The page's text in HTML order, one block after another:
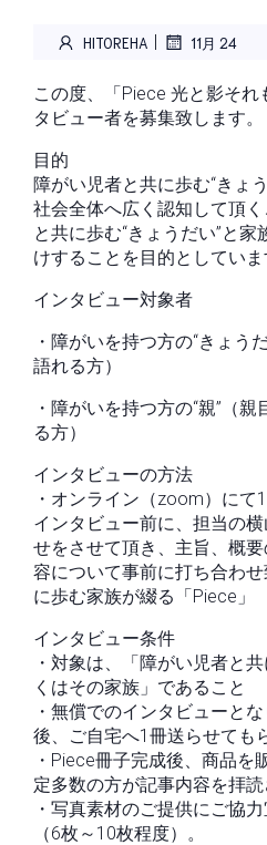
HITOREHA | 11月 24
この度、「Piece 光と影それ
タビュー者を募集致します。
目的
障がい児者と共に歩む“きょ
社会全体へ広く認知して頂
と共に歩む“きょうだい”と
けすることを目的としていま
インタビュー対象者
・障がいを持つ方の“きょう
語れる方）
・障がいを持つ方の“親”（
る方）
インタビューの方法
・オンライン（zoom）にて1
インタビュー前に、担当の
せをさせて頂き、主旨、概
容について事前に打ち合わ
に歩む家族が綴る「Piece」
インタビュー条件
・対象は、「障がい児者と
くはその家族」であること
・無償でのインタビューと
後、ご自宅へ1冊送らせても
・Piece冊子完成後、商品を
定多数の方が記事内容を拝読
・写真素材のご提供にご協
（6枚～10枚程度）。